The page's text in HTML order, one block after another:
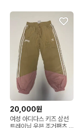
20,000원
여성 아디다스 키즈 삼선
트레이닝 우븐 조거팬츠 s